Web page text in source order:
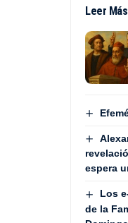
Leer Más
espera
Los
de la